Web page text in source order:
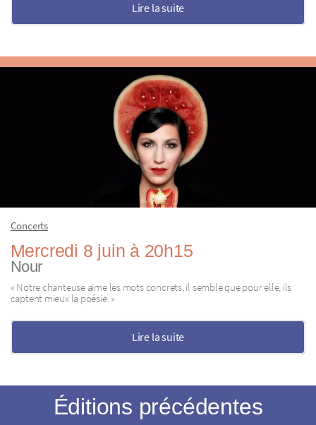
Lire la suite
Concerts
Mercredi 8 juin à 20h15
Nour
« Notre chanteuse aime les mots concrets, il semble que pour elle, ils
captent mieux la poésie. »
Lire la suite
Éditions précédentes